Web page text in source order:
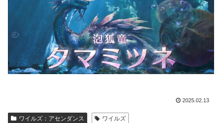
2025.02.13
ワイルズ：アセンダンス ワイルズ